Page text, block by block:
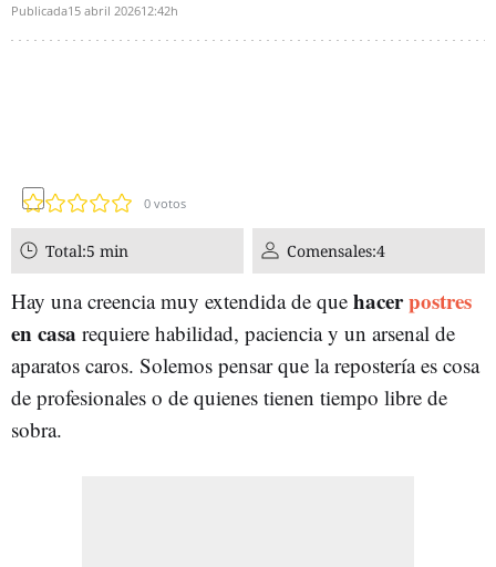
Publicada15 abril 202612:42h
0 votos
Total:5 min Comensales:4
Hay una creencia muy extendida de que hacerpostres
en casa requiere habilidad, paciencia y un arsenal de
aparatos caros. Solemos pensar que la repostería es cosa
de profesionales o de quienes tienen tiempo libre de
sobra.